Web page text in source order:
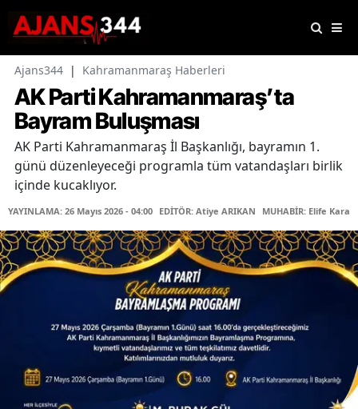
Ajans344 | Kahramanmaraş Haberleri
AK Parti Kahramanmaraş’ta
Bayram Buluşması
AK Parti Kahramanmaraş İl Başkanlığı, bayramın 1.
günü düzenleyeceği programla tüm vatandaşları birlik
içinde kucaklıyor.
YAYINLAMA: 26 Mayıs 2026 - 04:00 EDİTÖR: Atiye ARIKAN MUHABİR: Elife